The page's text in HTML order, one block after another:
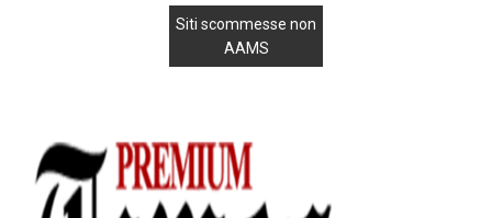
Siti scommesse non
AAMS